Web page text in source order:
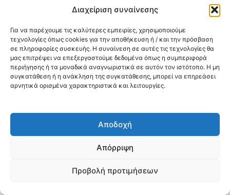
Διαχείριση συναίνεσης
Για να παρέχουμε τις καλύτερες εμπειρίες, χρησιμοποιούμε
τεχνολογίες όπως cookies για την αποθήκευση ή / και την πρόσβαση
σε πληροφορίες συσκευής. Η συναίνεση σε αυτές τις τεχνολογίες θα
μας επιτρέψει να επεξεργαστούμε δεδομένα όπως η συμπεριφορά
περιήγησης ή τα μοναδικά αναγνωριστικά σε αυτόν τον ιστότοπο. Η μη
συγκατάθεση ή η ανάκληση της συγκατάθεσης, μπορεί να επηρεάσει
αρνητικά ορισμένα χαρακτηριστικά και λειτουργίες.
Αποδοχή
Απόρριψη
Προβολή προτιμήσεων
@2026 3ype.gr All rights reserved
Πολιτική Προστασίας Δεδομένων
Θεσσαλονίκη, Ελλάδα Τηλ: +30 2311 226 200
email: 3ype@3ype.gr
Page Visits: 00014 Website Visits: 1597724